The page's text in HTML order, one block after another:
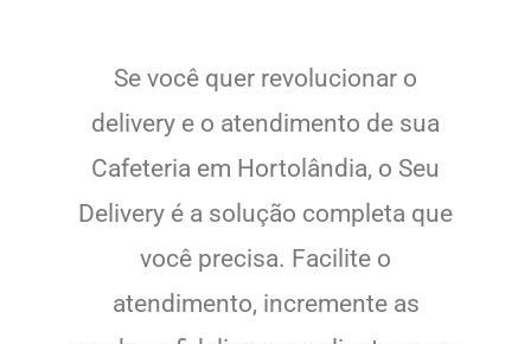
Se você quer revolucionar o
delivery e o atendimento de sua
Cafeteria em Hortolândia, o Seu
Delivery é a solução completa que
você precisa. Facilite o
atendimento, incremente as